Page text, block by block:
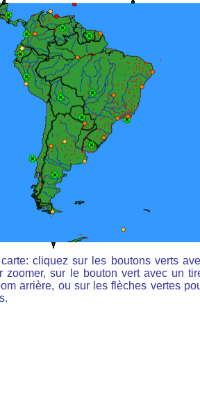
cliquez sur les boutons verts
zoomer, sur le bouton vert avec un
arrière, ou sur les flèches vertes